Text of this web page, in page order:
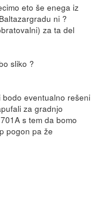
eto še enega iz
ni ?
za ta del
sliko ?
eventualno rešeni
za gradnjo
s tem da bomo
pogon pa že